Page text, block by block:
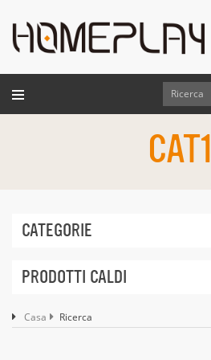
CAT1
CATEGORIE
PRODOTTI CALDI
Casa Ricerca